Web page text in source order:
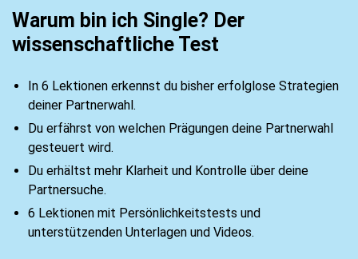
Warum bin ich Single? Der
wissenschaftliche Test
In 6 Lektionen erkennst du bisher erfolglose Strategien
deiner Partnerwahl.
Du erfährst von welchen Prägungen deine Partnerwahl
gesteuert wird.
Du erhältst mehr Klarheit und Kontrolle über deine
Partnersuche.
6 Lektionen mit Persönlichkeitstests und
unterstützenden Unterlagen und Videos.